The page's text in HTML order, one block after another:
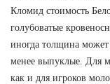
Кломид стоимость
голубоватые
иногда толщина
менее выпуклые. Для
как и для игроков